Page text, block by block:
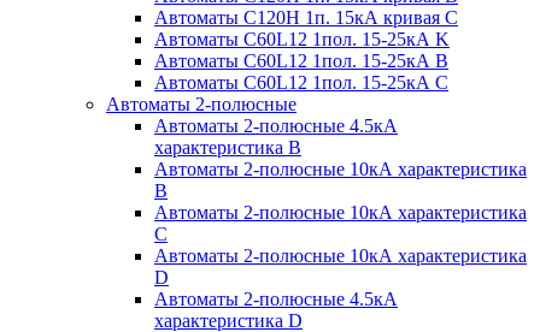
Автоматы С120H 1п. 15кА кривая С
Автоматы С60L12 1пол. 15-25кА K
Автоматы С60L12 1пол. 15-25кА В
Автоматы С60L12 1пол. 15-25кА С
Автоматы 2-полюсные
Автоматы 2-полюсные 4.5кА
характеристика В
Автоматы 2-полюсные 10кА характеристика
B
Автоматы 2-полюсные 10кА характеристика
C
Автоматы 2-полюсные 10кА характеристика
D
Автоматы 2-полюсные 4.5кА
характеристика D